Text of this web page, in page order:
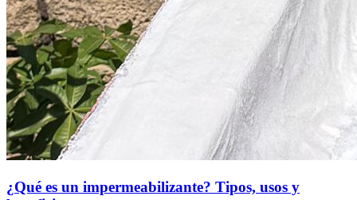
¿Qué es un impermeabilizante? Tipos, usos y